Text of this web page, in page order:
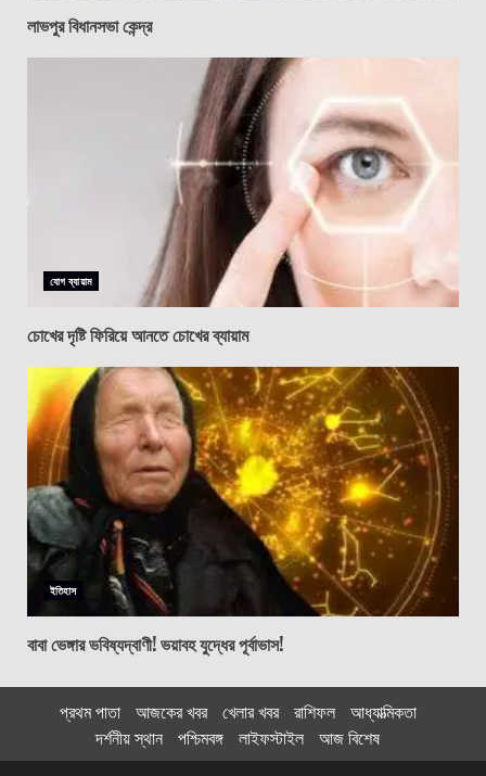
লাভপুর বিধানসভা কেন্দ্র
যোগ ব্যায়াম
চোখের দৃষ্টি ফিরিয়ে আনতে চোখের ব্যায়াম
ইতিহাস
বাবা ভেঙ্গার ভবিষ্যদ্বাণী! ভয়াবহ যুদ্ধের পূর্বাভাস!
প্রথম পাতা আজকের খবর খেলার খবর রাশিফল
আধ্যাত্মিকতা
দর্শনীয় স্থান পশ্চিমবঙ্গ লাইফস্টাইল আজ বিশেষ